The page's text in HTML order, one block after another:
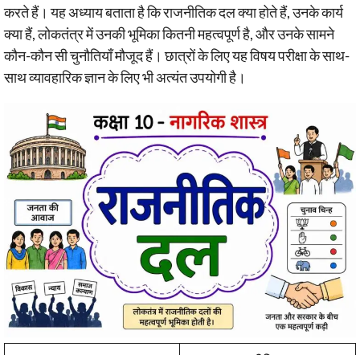
करते हैं। यह अध्याय बताता है कि राजनीतिक दल क्या होते हैं, उनके कार्य
क्या हैं, लोकतंत्र में उनकी भूमिका कितनी महत्वपूर्ण है, और उनके सामने
कौन-कौन सी चुनौतियाँ मौजूद हैं। छात्रों के लिए यह विषय परीक्षा के साथ-
साथ व्यावहारिक ज्ञान के लिए भी अत्यंत उपयोगी है।